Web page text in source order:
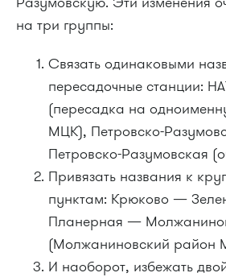
на три группы:
Связать одинаковыми
пересадочные станции:
(пересадка на
МЦК), Петровско-
Петровско-Разумовская
Привязать названия к
пунктам: Крюково —
Планерная —
(Молжаниновский район
И наоборот, избежать